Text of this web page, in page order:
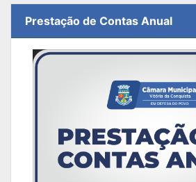
Prestação de Contas Anual